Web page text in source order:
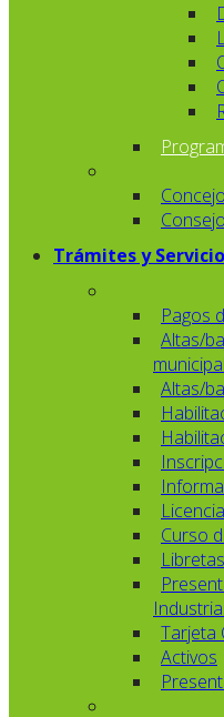
Trámites y
Pagos
Altas/
Altas/
Curso
Tarjeta
Activos